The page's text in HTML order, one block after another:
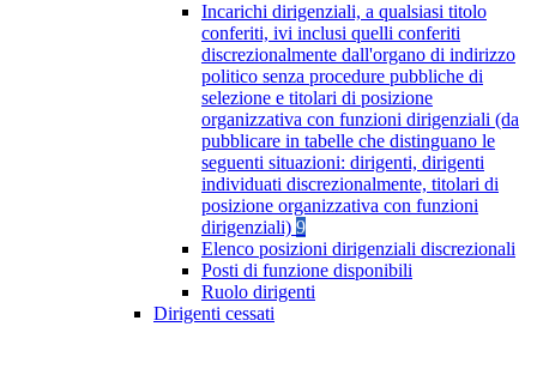
Incarichi dirigenziali, a qualsiasi titolo
conferiti, ivi inclusi quelli conferiti
discrezionalmente dall'organo di indirizzo
politico senza procedure pubbliche di
selezione e titolari di posizione
organizzativa con funzioni dirigenziali (da
pubblicare in tabelle che distinguano le
seguenti situazioni: dirigenti, dirigenti
individuati discrezionalmente, titolari di
posizione organizzativa con funzioni
dirigenziali) 9
Elenco posizioni dirigenziali discrezionali
Posti di funzione disponibili
Ruolo dirigenti
Dirigenti cessati